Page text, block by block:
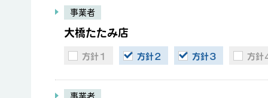
事業者
大橋たたみ店
方針１ 方針２ 方針３ 方針
事業者